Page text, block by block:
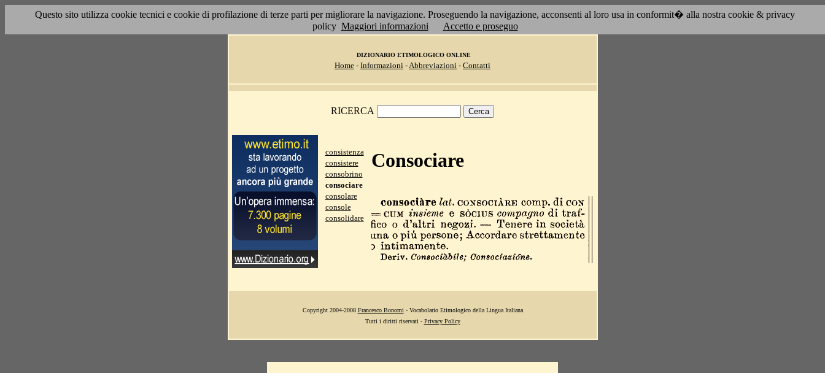
Questo sito utilizza cookie tecnici e cookie di profilazione di terze parti per migliorare la navigazione. Proseguendo la navigazione, acconsenti al loro usa in conformit� alla nostra cookie & privacy
policy Maggiori informazioni Accetto e proseguo
DIZIONARIO ETIMOLOGICO ONLINE
Home - Informazioni -Abbreviazioni - Contatti
RICERCA
consistenza
consistere
consobrino
consociare
consolare
console
consolidare
Consociare
Copyright 2004-2008 Francesco Bonomi - Vocabolario Etimologico della Lingua Italiana
Tutti i diritti riservati - Privacy Policy